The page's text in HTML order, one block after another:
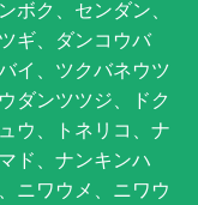
ボク、センダン、
ギ、ダンコウバ
イ、ツクバネウツ
ダンツツジ、ドク
ウ、トネリコ、ナ
ド、ナンキンハ
ニワウメ、ニワウ